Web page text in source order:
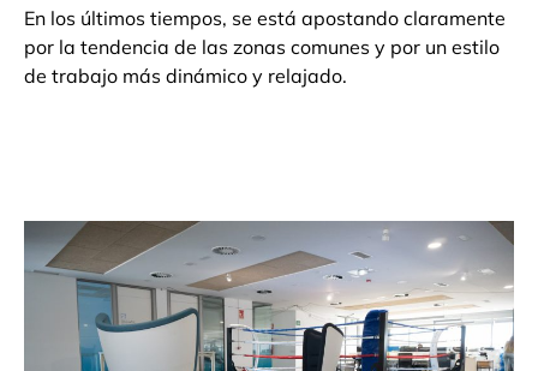
En los últimos tiempos, se está apostando claramente
por la tendencia de las zonas comunes y por un estilo
de trabajo más dinámico y relajado.